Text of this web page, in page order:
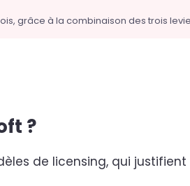
grâce à la combinaison des trois
?
de licensing, qui